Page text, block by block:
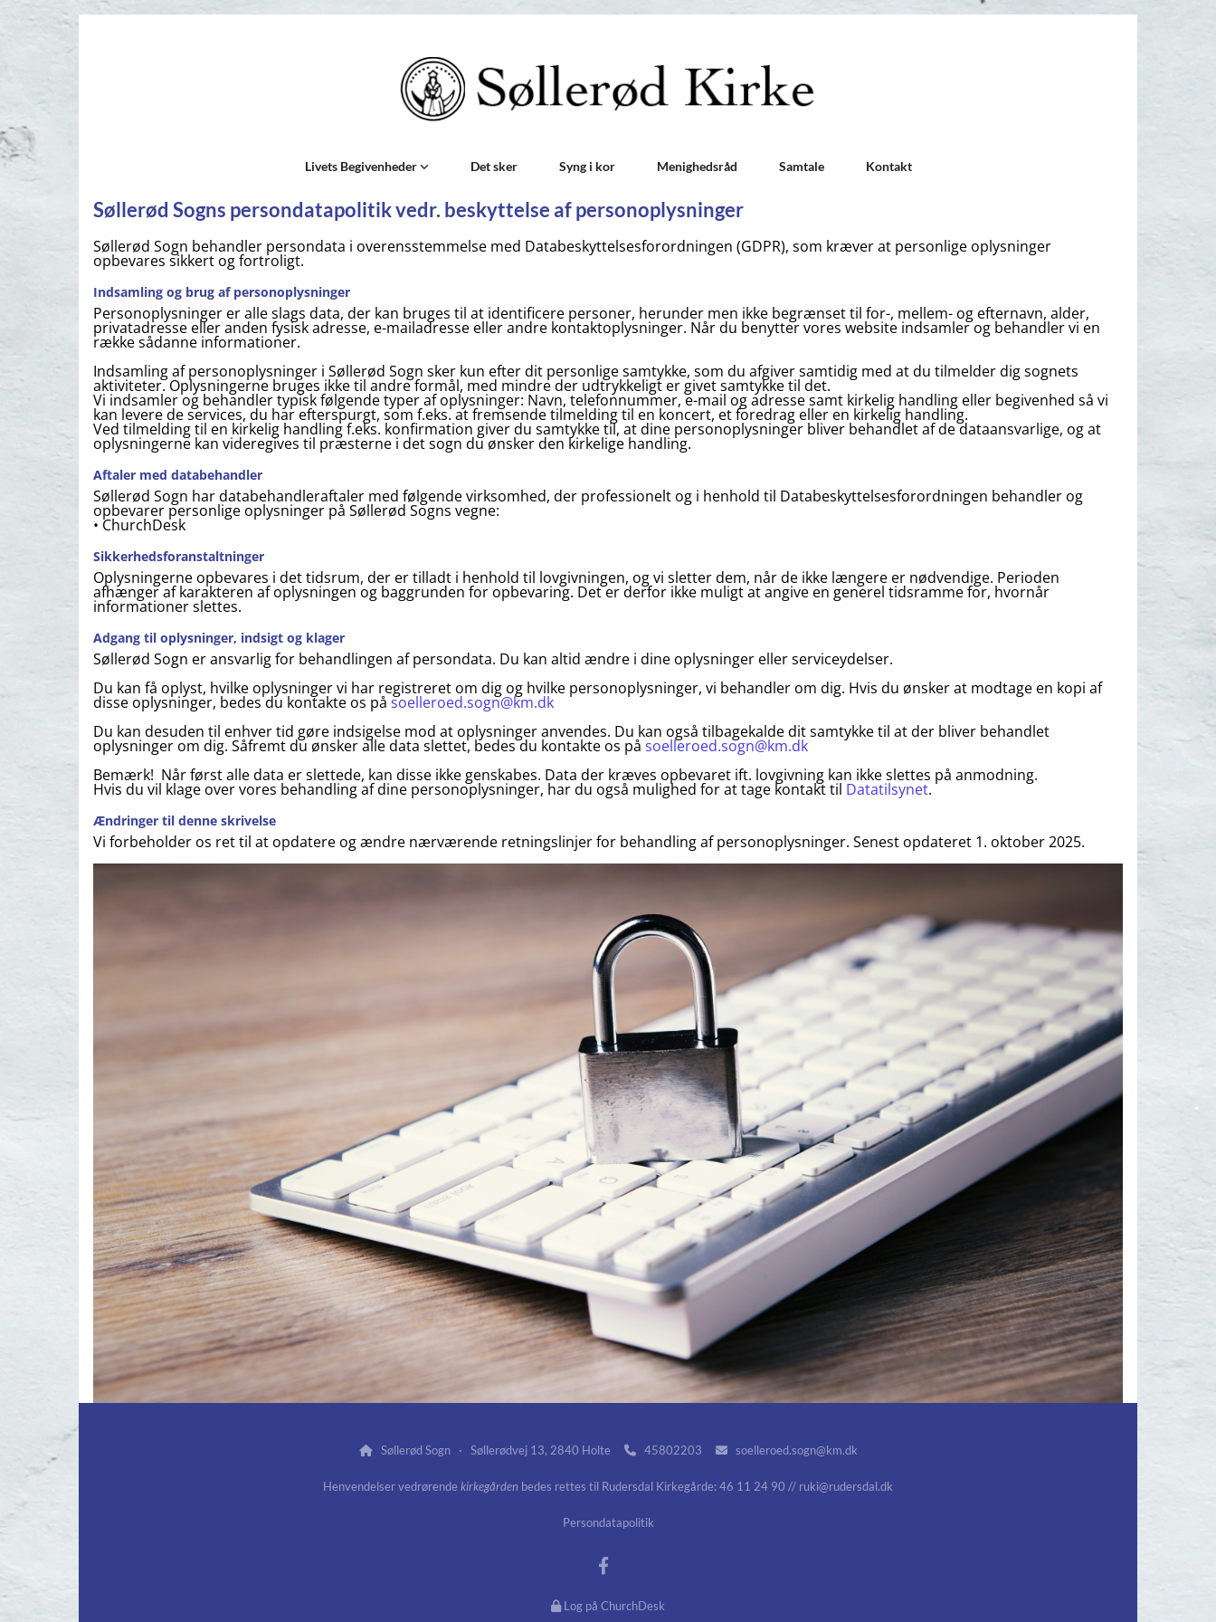
Livets Begivenheder Det sker Syng i kor Menighedsråd Samtale Kontakt
Søllerød Sogns persondatapolitik vedr. beskyttelse af personoplysninger
Søllerød Sogn behandler persondata i overensstemmelse med Databeskyttelsesforordningen (GDPR), som kræver at personlige oplysninger
opbevares sikkert og fortroligt.
Indsamling og brug af personoplysninger
Personoplysninger er alle slags data, der kan bruges til at identificere personer, herunder men ikke begrænset til for-, mellem- og efternavn, alder,
privatadresse eller anden fysisk adresse, e-mailadresse eller andre kontaktoplysninger. Når du benytter vores website indsamler og behandler vi en
række sådanne informationer.
Indsamling af personoplysninger i Søllerød Sogn sker kun efter dit personlige samtykke, som du afgiver samtidig med at du tilmelder dig sognets
aktiviteter. Oplysningerne bruges ikke til andre formål, med mindre der udtrykkeligt er givet samtykke til det.
Vi indsamler og behandler typisk følgende typer af oplysninger: Navn, telefonnummer, e-mail og adresse samt kirkelig handling eller begivenhed så vi
kan levere de services, du har efterspurgt, som f.eks. at fremsende tilmelding til en koncert, et foredrag eller en kirkelig handling.
Ved tilmelding til en kirkelig handling f.eks. konfirmation giver du samtykke til, at dine personoplysninger bliver behandlet af de dataansvarlige, og at
oplysningerne kan videregives til præsterne i det sogn du ønsker den kirkelige handling.
Aftaler med databehandler
Søllerød Sogn har databehandleraftaler med følgende virksomhed, der professionelt og i henhold til Databeskyttelsesforordningen behandler og
opbevarer personlige oplysninger på Søllerød Sogns vegne:
• ChurchDesk
Sikkerhedsforanstaltninger
Oplysningerne opbevares i det tidsrum, der er tilladt i henhold til lovgivningen, og vi sletter dem, når de ikke længere er nødvendige. Perioden
afhænger af karakteren af oplysningen og baggrunden for opbevaring. Det er derfor ikke muligt at angive en generel tidsramme for, hvornår
informationer slettes.
Adgang til oplysninger, indsigt og klager
Søllerød Sogn er ansvarlig for behandlingen af persondata. Du kan altid ændre i dine oplysninger eller serviceydelser.
Du kan få oplyst, hvilke oplysninger vi har registreret om dig og hvilke personoplysninger, vi behandler om dig. Hvis du ønsker at modtage en kopi af
disse oplysninger, bedes du kontakte os på soelleroed.sogn@km.dk
Du kan desuden til enhver tid gøre indsigelse mod at oplysninger anvendes. Du kan også tilbagekalde dit samtykke til at der bliver behandlet
oplysninger om dig. Såfremt du ønsker alle data slettet, bedes du kontakte os på soelleroed.sogn@km.dk
Bemærk! Når først alle data er slettede, kan disse ikke genskabes. Data der kræves opbevaret ift. lovgivning kan ikke slettes på anmodning.
Hvis du vil klage over vores behandling af dine personoplysninger, har du også mulighed for at tage kontakt til Datatilsynet.
Ændringer til denne skrivelse
Vi forbeholder os ret til at opdatere og ændre nærværende retningslinjer for behandling af personoplysninger. Senest opdateret 1. oktober 2025.
Søllerød Sogn · Søllerødvej 13, 2840 Holte 45802203 soelleroed.sogn@km.dk
Henvendelser vedrørende kirkegården bedes rettes til Rudersdal Kirkegårde: 46 11 24 90 // ruki@rudersdal.dk
Persondatapolitik
Log på ChurchDesk